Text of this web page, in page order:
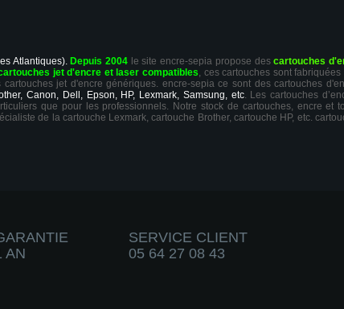
Atlantiques). Depuis 2004 le site encre-sepia propose descartouches
jet d'encre et laser compatibles, ces cartouches sont
jet d'encre génériques. encre-sepia ce sont des cartouches
Canon, Dell, Epson, HP, Lexmark, Samsung, etc. Les cartouches
que pour les professionnels. Notre stock de cartouches, encre et
de la cartouche Lexmark, cartouche Brother, cartouche HP, etc.
AN
SERVICE CLIENT
05 64 27 08 43